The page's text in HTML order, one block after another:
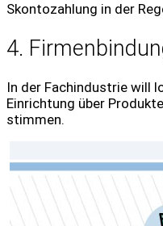
Skontozahlung in der
4.
In der Fachindustrie will
Einrichtung über
stimmen.